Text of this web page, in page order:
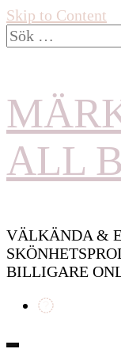
Skip to Content
Sök
efter:
ALL
VÄLKÄNDA &
BILLIGARE